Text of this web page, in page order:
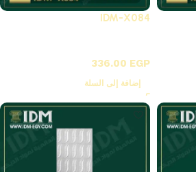
IDM-X084
336.00 EGP
إضافة إلى السلة